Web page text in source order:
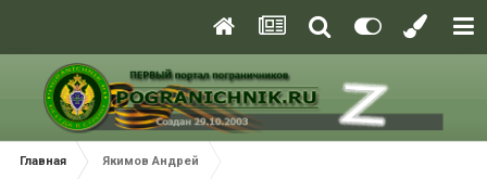
Главная Якимов Андрей